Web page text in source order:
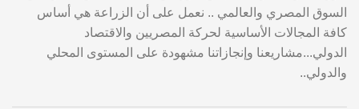
السوق المصري والعالمي .. نعمل على أن الزراعة هي أساس
كافة المجالات الأساسية لحركة المصريين والاقتصاد
الدولي...مشاريعنا وإنجازاتنا مشهودة على المستوى المحلي
والدولي..